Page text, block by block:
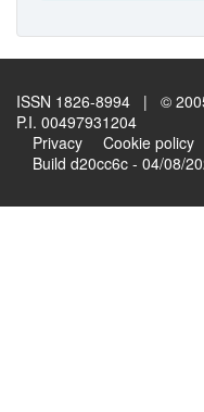
ISSN 1826-8994 | ©
P.I. 00497931204
Privacy
Cookie policy
Build d20cc6c - 04/08/